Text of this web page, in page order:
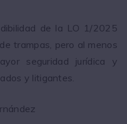
de la LO 1/2025
trampas, pero al menos
seguridad jurídica y
y litigantes.